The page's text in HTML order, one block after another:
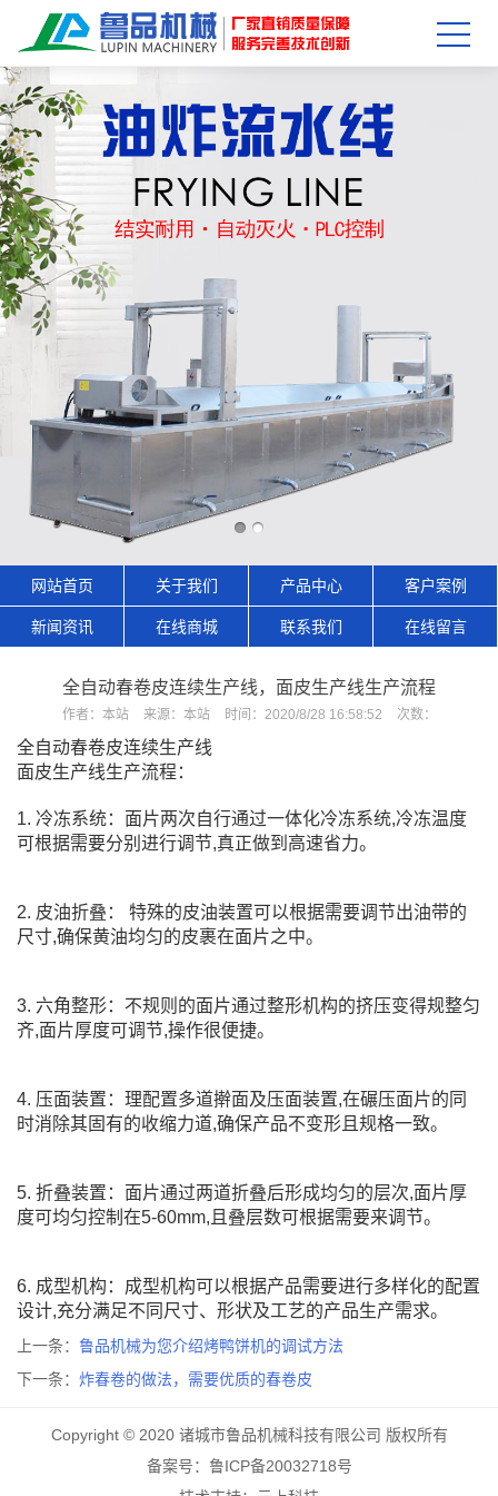
网站首页 关于我们 产品中心 客户案例
新闻资讯 在线商城 联系我们 在线留言
全自动春卷皮连续生产线，面皮生产线生产流程
作者： 本站 来源： 本站 时间： 2020/8/28 16:58:52 次数：
全自动春卷皮连续生产线
面皮生产线生产流程：
1. 冷冻系统：面片两次自行通过一体化冷冻系统,冷冻温度
可根据需要分别进行调节,真正做到高速省力。
2. 皮油折叠： 特殊的皮油装置可以根据需要调节出油带的
尺寸,确保黄油均匀的皮裹在面片之中。
3. 六角整形：不规则的面片通过整形机构的挤压变得规整匀
齐,面片厚度可调节,操作很便捷。
4. 压面装置：理配置多道擀面及压面装置,在碾压面片的同
时消除其固有的收缩力道,确保产品不变形且规格一致。
5. 折叠装置：面片通过两道折叠后形成均匀的层次,面片厚
度可均匀控制在5-60mm,且叠层数可根据需要来调节。
6. 成型机构：成型机构可以根据产品需要进行多样化的配置
设计,充分满足不同尺寸、形状及工艺的产品生产需求。
上一条： 鲁品机械为您介绍烤鸭饼机的调试方法
下一条： 炸春卷的做法，需要优质的春卷皮
Copyright © 2020 诸城市鲁品机械科技有限公司 版权所有
备案号：鲁ICP备20032718号